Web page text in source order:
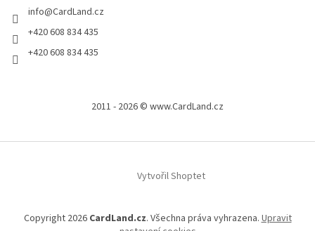
info@CardLand.cz
+420 608 834 435
+420 608 834 435
2011 - 2026 © www.CardLand.cz
Vytvořil Shoptet
Copyright 2026 CardLand.cz. Všechna práva vyhrazena. Upravit